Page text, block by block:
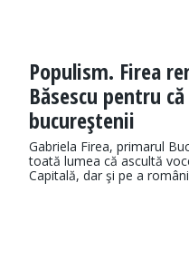
Populism. Firea
Băsescu pentru
bucureştenii
Gabriela Firea, primarul
toată lumea că ascultă
Capitală, dar şi pe a